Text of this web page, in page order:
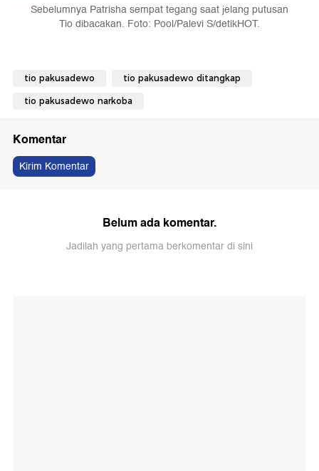
Sebelumnya Patrisha sempat tegang saat jelang putusan
Tio dibacakan. Foto: Pool/Palevi S/detikHOT.
tio pakusadewo tio pakusadewo ditangkap
tio pakusadewo narkoba
Komentar
Kirim Komentar
Belum ada komentar.
Jadilah yang pertama berkomentar di sini